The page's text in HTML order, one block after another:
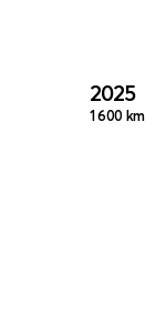
2025
1 600 km